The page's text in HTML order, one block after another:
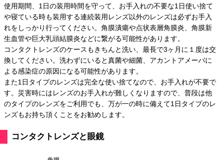
使用期間、1日の装用時間を守って、お手入れの不要な1日使い捨て
や寝ている時も装用する連続装用レンズ以外のレンズは必ずお手入
れをしっかり行ってください。角膜潰瘍や点状表層角膜炎、角膜新
生血管や巨大乳頭結膜炎などに繋がる可能性があります。
コンタクトレンズのケースもきちんと洗い、最長で3ヶ月に１度は交
換してください。洗わずにいると真菌や細菌、アカントアメーバに
よる感染症の原因になる可能性があります。
また1日タイプのレンズは完全な使い捨てなので、お手入れが不要で
す。災害時にはレンズのお手入れが難しくなりますので、普段は他
のタイプのレンズをご利用でも、万が一の時に備えて1日タイプのレ
ンズもお持ち頂くことをお勧めします。
コンタクトレンズと眼鏡